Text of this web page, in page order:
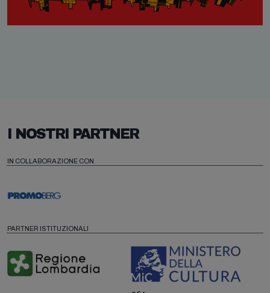
I NOSTRI PARTNER
IN COLLABORAZIONE CON
PARTNER ISTITUZIONALI